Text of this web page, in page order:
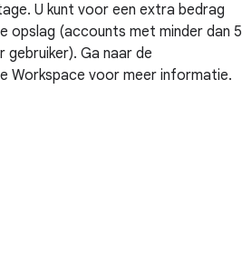
U kunt voor een extra bedrag
opslag (accounts met minder dan 5
gebruiker). Ga naar de
Workspace voor meer informatie.